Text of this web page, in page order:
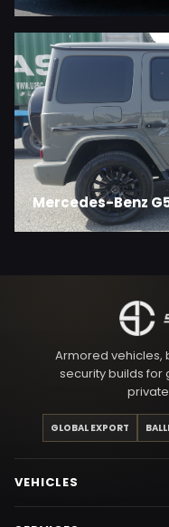
Mercedes-Benz
Armored vehicles,
security builds
GLOBAL EXPORT
VEHICLES